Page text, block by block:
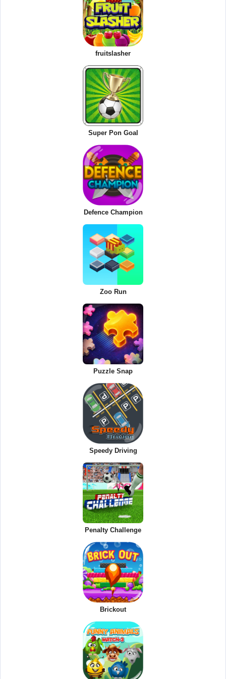
fruitslasher
Super Pon Goal
Defence Champion
Zoo Run
Puzzle Snap
Speedy Driving
Penalty Challenge
Brickout